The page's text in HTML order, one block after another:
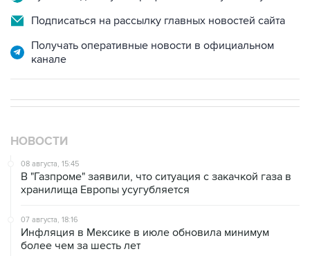
Получать оперативные новости в официальном
08 августа, 15:45
В "Газпроме" заявили, что ситуация с закачкой газа в
хранилища Европы усугубляется
07 августа, 18:16
более чем за шесть лет
07 августа, 16:59